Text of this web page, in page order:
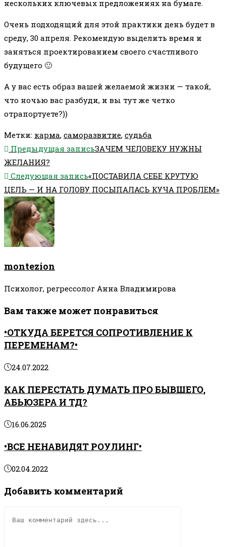
нескольких ключевых предложениях на бумаге.
Очень подходящий для этой практики день будет в
среду, 30 апреля. Рекомендую выделить время и
заняться проектированием своего счастливого
будущего 🙂
А у вас есть образ вашей желаемой жизни — такой,
что ночью вас разбуди, и вы тут же четко
отрапортуете?))
Метки: карма, саморазвитие, судьба
Еще
статьи
Предыдущая записьЗАЧЕМ ЧЕЛОВЕКУ НУЖНЫ
ЖЕЛАНИЯ?
Следующая запись«ПОСТАВИЛА СЕБЕ КРУТУЮ
ЦЕЛЬ — И НА ГОЛОВУ ПОСЫПАЛАСЬ КУЧА ПРОБЛЕМ»
montezion
Психолог, регрессолог Анна Владимирова
Вам также может понравиться
•ОТКУДА БЕРЕТСЯ СОПРОТИВЛЕНИЕ К
ПЕРЕМЕНАМ?•
24.07.2022
КАК ПЕРЕСТАТЬ ДУМАТЬ ПРО БЫВШЕГО,
АБЬЮЗЕРА И ТД?
16.06.2025
•ВСЕ НЕНАВИДЯТ РОУЛИНГ•
02.04.2022
Добавить комментарий